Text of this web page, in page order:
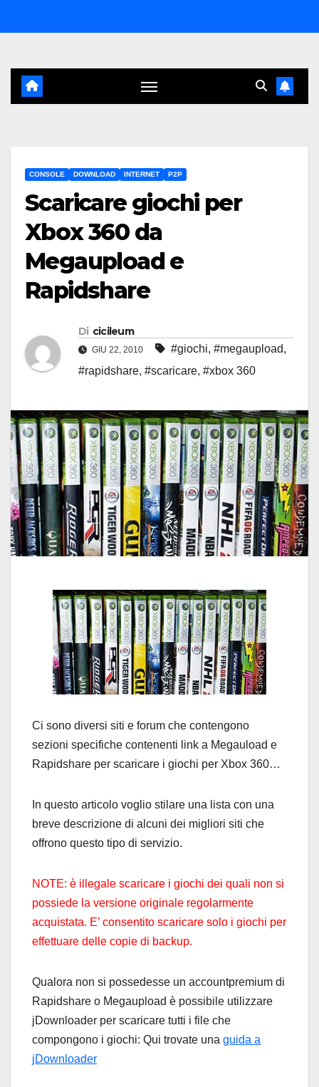
al
CONSOLE DOWNLOAD INTERNET P2P
Scaricare giochi per
Xbox 360 da
Megaupload e
Rapidshare
Di cicileum
GIU 22, 2010 #giochi, #megaupload,
#rapidshare, #scaricare, #xbox 360
Ci sono diversi siti e forum che contengono
sezioni specifiche contenenti link a Megauload e
Rapidshare per scaricare i giochi per Xbox 360…
In questo articolo voglio stilare una lista con una
breve descrizione di alcuni dei migliori siti che
offrono questo tipo di servizio.
NOTE: è illegale scaricare i giochi dei quali non si
possiede la versione originale regolarmente
acquistata. E’ consentito scaricare solo i giochi per
effettuare delle copie di backup.
Qualora non si possedesse un accountpremium di
Rapidshare o Megaupload è possibile utilizzare
jDownloader per scaricare tutti i file che
compongono i giochi: Qui trovate una guida a
jDownloader